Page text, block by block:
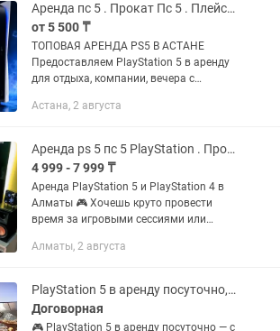
Аренда пс 5 . Прокат Пс 5 . Плейстейшн 5 аренда . Аренда PlayStation 5
от 5 500 ₸
ТОПОВАЯ АРЕНДА PS5 В АСТАНЕ
Предоставляем PlayStation 5 в аренду
для отдыха, компании, вечера с
Будние дни — 5500 тг • Выходные —
Астана, 2 августа
Аренда ps 5 пс 5 PlayStation . Прокат ps 5 пс 5 пс4 ps4 Плейстейшен аренда
4 999 - 7 999 ₸
Аренда PlayStation 5 и PlayStation 4 в
Алматы 🎮 Хочешь круто провести
время за игровыми сессиями или
Воспользуйся возможностью
Алматы, 2 августа
PlayStation 5 в аренду посуточно, помесячно с доставкой и установкой
Договорная
🎮 PlayStation 5 в аренду посуточно — с